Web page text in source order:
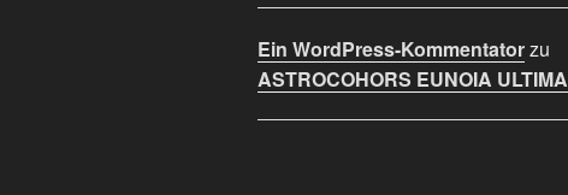
Ein WordPress-Kommentatorzu
ASTROCOHORS EUNOIA ULTIMA